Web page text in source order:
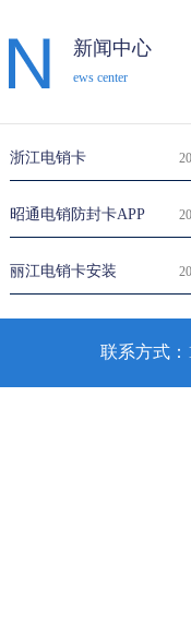
新闻中心
ews center
浙江电销卡
昭通电销防封卡APP
丽江电销卡安装
联系方式：